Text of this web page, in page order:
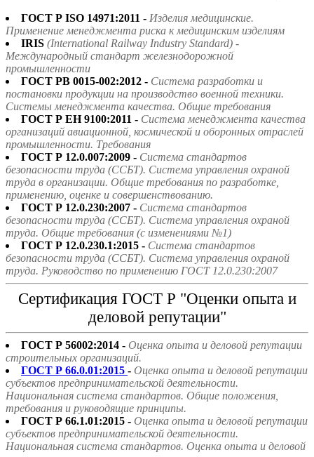
ГОСТ Р ISO 14971:2011 - Изделия медицинские.
Применение менеджмента риска к медицинским изделиям
IRIS (International Railway Industry Standard) -
Международный стандарт железнодорожной
промышленности
ГОСТ РВ 0015-002:2012 - Система разработки и
постановки продукции на производство военной техники.
Системы менеджмента качества. Общие требования
ГОСТ Р ЕН 9100:2011 - Система менеджмента качества
организаций авиационной, космической и оборонных отраслей
промышленности. Требования
ГОСТ Р 12.0.007:2009 - Система стандартов
безопасности труда (ССБТ). Система управления охраной
труда в организации. Общие требования по разработке,
применению, оценке и совершенствованию.
ГОСТ Р 12.0.230:2007 - Система стандартов
безопасности труда (ССБТ). Система управления охраной
труда. Общие требования (с изменениями №1)
ГОСТ Р 12.0.230.1:2015 - Система стандартов
безопасности труда (ССБТ). Система управления охраной
труда. Руководство по применению ГОСТ 12.0.230:2007
Сертификация ГОСТ Р "Оценки опыта и
деловой репутации"
ГОСТ Р 56002:2014 - Оценка опыта и деловой репутации
строительных организаций.
ГОСТ Р 66.0.01:2015 - Оценка опыта и деловой репутации
субъектов предпринимательской деятельности.
Национальная система стандартов. Общие положения,
требования и руководящие принципы.
ГОСТ Р 66.1.01:2015 - Оценка опыта и деловой репутации
субъектов предпринимательской деятельности.
Национальная система стандартов. Оценка опыта и деловой